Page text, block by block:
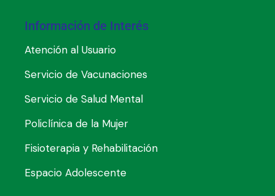
Información de Interés
Atención al Usuario
Servicio de Vacunaciones
Servicio de Salud Mental
Policlínica de la Mujer
Fisioterapia y Rehabilitación
Espacio Adolescente